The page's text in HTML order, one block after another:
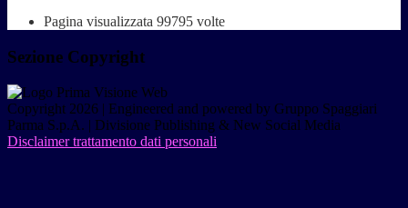
Pagina visualizzata 99795 volte
Sezione Copyright
Copyright 2026 | Engineered and powered by Gruppo Spaggiari
Parma S.p.A. | Divisione Publishing & New Social Media
Disclaimer trattamento dati personali